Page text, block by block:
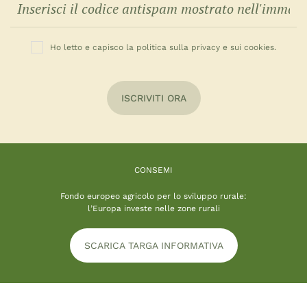
Ho letto e capisco la politica sulla privacy e sui cookies.
ISCRIVITI ORA
CONSEMI
Fondo europeo agricolo per lo sviluppo rurale:
l’Europa investe nelle zone rurali
SCARICA TARGA INFORMATIVA